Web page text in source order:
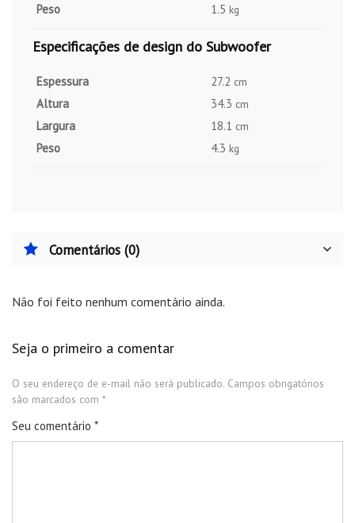
Peso 1.5 kg
Especificações de design do Subwoofer
Espessura 27.2 cm
Altura 34.3 cm
Largura 18.1 cm
Peso 4.3 kg
Comentários (0)
Não foi feito nenhum comentário ainda.
Seja o primeiro a comentar
O seu endereço de e-mail não será publicado. Campos obrigatórios
são marcados com *
Seu comentário *